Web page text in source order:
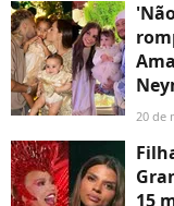
20 de
15